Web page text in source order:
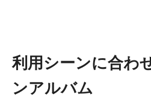
利用シーンに合わ
ンアルバム